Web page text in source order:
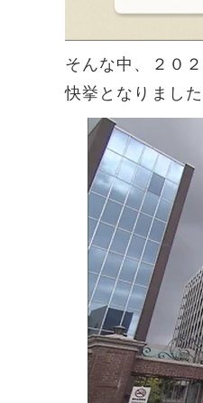
そんな中、２０
快挙となりまし